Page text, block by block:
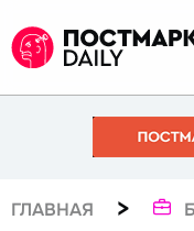
ГЛАВНАЯ >